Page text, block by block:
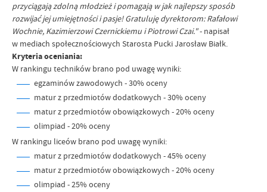
przyciągają zdolną młodzież i pomagają w jak najlepszy sposób
rozwijać jej umiejętności i pasje! Gratuluję dyrektorom: Rafałowi
Wochnie, Kazimierzowi Czernickiemu i Piotrowi Czai."- napisał
w mediach społecznościowych Starosta Pucki Jarosław Białk.
Kryteria oceniania:
W rankingu techników brano pod uwagę wyniki:
egzaminów zawodowych - 30% oceny
matur z przedmiotów dodatkowych - 30% oceny
matur z przedmiotów obowiązkowych - 20% oceny
olimpiad - 20% oceny
W rankingu liceów brano pod uwagę wyniki:
matur z przedmiotów dodatkowych - 45% oceny
matur z przedmiotów obowiązkowych - 20% oceny
olimpiad - 25% oceny